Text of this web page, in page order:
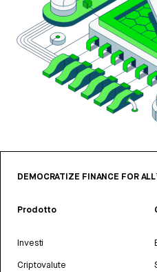
DEMOCRATIZE FINANCE FOR
Prodotto
Investi
Criptovalute